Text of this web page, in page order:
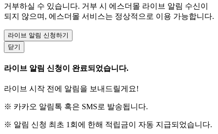
거부하실 수 있습니다. 거부 시 에스더몰 라이브 알림 수신이
되지 않으며, 에스더몰 서비스는 정상적으로 이용 가능합니다.
라이브 알림 신청하기
닫기
라이브 알림 신청이 완료되었습니다.
라이브 시작 전에 알림을 보내드릴게요!
※ 카카오 알림톡 혹은 SMS로 발송됩니다.
※ 알림 신청 최초 1회에 한해 적립금이 자동 지급되었습니다.